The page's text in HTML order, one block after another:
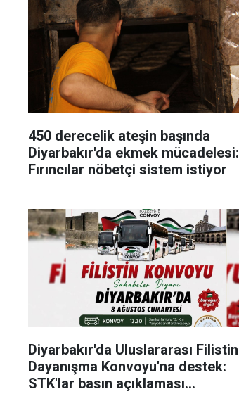
450 derecelik ateşin başında
Diyarbakır'da ekmek mücadelesi:
Fırıncılar nöbetçi sistem istiyor
Diyarbakır'da Uluslararası Filistin
Dayanışma Konvoyu'na destek:
STK'lar basın açıklaması